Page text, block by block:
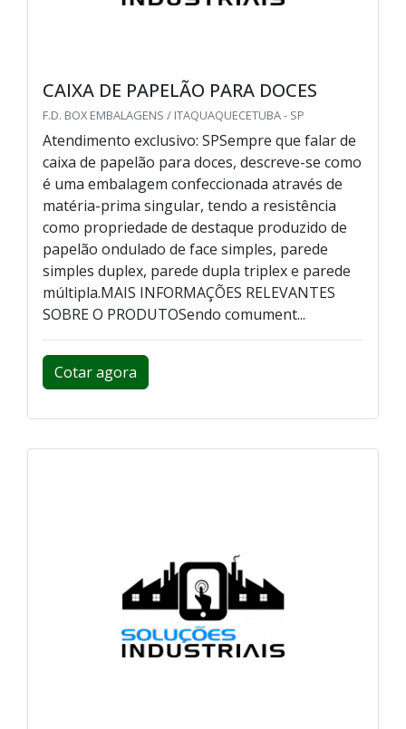
CAIXA DE PAPELÃO PARA DOCES
F.D. BOX EMBALAGENS / ITAQUAQUECETUBA - SP
Atendimento exclusivo: SPSempre que falar de
caixa de papelão para doces, descreve-se como
é uma embalagem confeccionada através de
matéria-prima singular, tendo a resistência
como propriedade de destaque produzido de
papelão ondulado de face simples, parede
simples duplex, parede dupla triplex e parede
múltipla.MAIS INFORMAÇÕES RELEVANTES
SOBRE O PRODUTOSendo comument...
Cotar agora